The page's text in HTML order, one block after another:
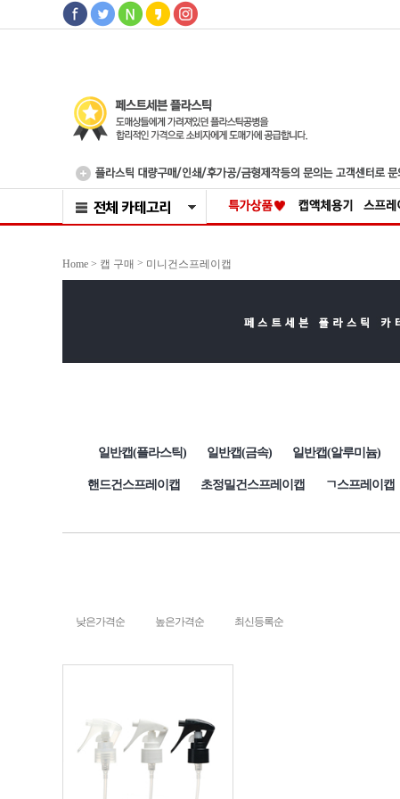
Home > 캡 구매 > 미니건스프레이캡
일반캡(플라스틱) 일반캡(금속) 일반캡(알루미늄)
핸드건스프레이캡 초정밀건스프레이캡 ㄱ스프레이캡
낮은가격순 높은가격순 최신등록순